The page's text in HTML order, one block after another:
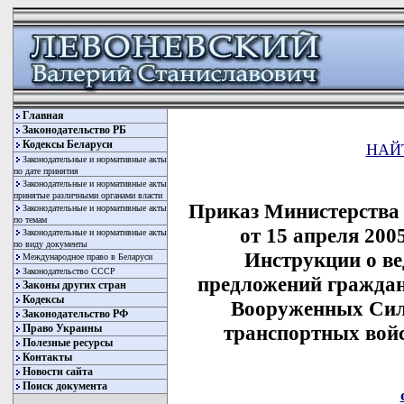
Главная
Законодательство РБ
Кодексы Беларуси
Законодательные и нормативные акты
по дате принятия
Законодательные и нормативные акты
принятые различными органами власти
Законодательные и нормативные акты
по темам
Законодательные и нормативные акты
по виду документы
Международное право в Беларуси
Законодательство СССР
Законы других стран
Кодексы
Законодательство РФ
Право Украины
Полезные ресурсы
Контакты
Новости сайта
Поиск документа
Приказ
от 15 апреля
Инструкции о
предложений
Вооруженных
транспортных